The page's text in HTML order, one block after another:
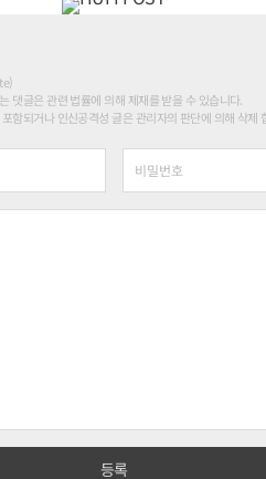
댓글은 관련 법률에 의해 제재를 받을 수 있습니다.
함되거나 인신공격성 글은 관리자의 판단에 의해 삭제